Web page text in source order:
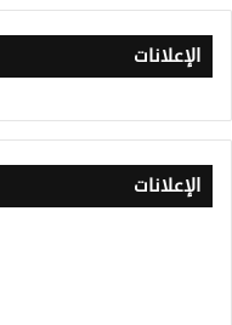
الإعلانات
الإعلانات